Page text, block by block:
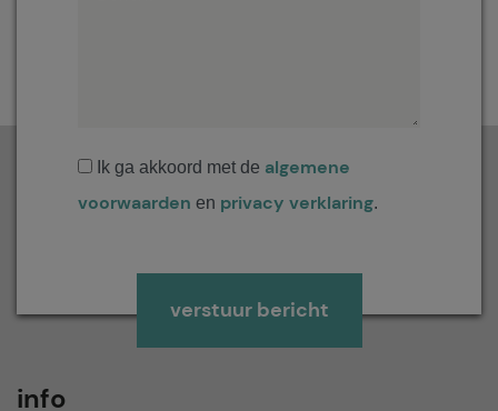
Ik ga akkoord met de algemene
voorwaarden en privacy verklaring.
info